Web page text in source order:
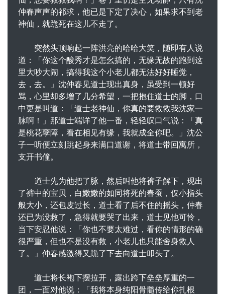
仲春声声的祁求，他已是下定了决心，如果求不到老
神仙，就跪死在这儿不走了。
突然头顶响起一阵洪亮的哈哈大笑，随即有人说
道：「你这个酸秀才是怎幺搞的，无缘无故的跑到这
里大吵大闹，搞得我这个小老儿都无法好好睡觉，
去，去。」沈仲春见道士现出真身，虽受到一顿好
骂，心里却多增了几分希望，一把抱住道士的脚，口
中更是叫道：「道士老神仙，你真的要救救我沈家一
脉啊！」那道士端详了他一番，轻轻叹口气说：「真
是桃花孽障，看在相见有缘，我就成全你吧。」沈公
子一听便立刻跳起身来满口道谢，将道士带回寓所，
支开书僮。
道士先为他把了脉，然后叫他将裤子解下，现出
了裤中的宝贝，白嫩嫩的如同将死的春蚕，仅小指头
般大小，还包皮过长，道士看了后不住的摇头，仲春
还已为没救了，急得就要哭了出来，道士见他可怜，
当下安忍他说：「你也不要太难过，看你的情形的确
很严重，但也不是没有救，小老儿也只能舍身救人
了。」仲春感激得又跪了下去向道士叩头了。
道士将长袍下摆拉开，露出跨下垒垒厚重的一
团，一面对他说：「我将本身纯阳骨髓传给你扎根